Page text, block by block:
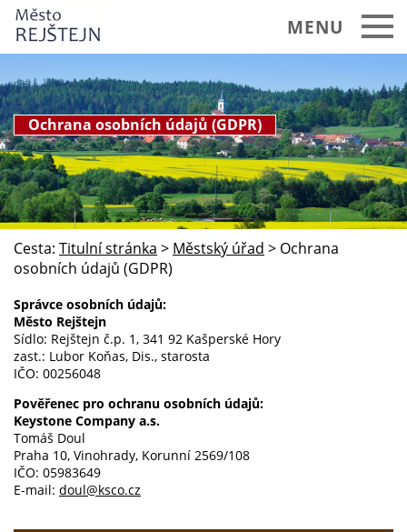
MENU
REJŠTEJN a okolí
Městský úřad
Základní informace
Struktura úřadu
Aktuality
Úřední deska
Zápisy a usnesení zastupitelstva
Vyhlášky a nařízení
Rozpočet města
Ochrana osobních údajů (GDPR)
Informace zveřejňované o povinném subjektu
Poskytování informací dle zákona 106
Ochrana osobních údajů (GDPR)
Cesta: Titulní stránka > Městský úřad > Ochrana
osobních údajů (GDPR)
Správce osobních údajů:
Město Rejštejn
Sídlo: Rejštejn č.p. 1, 341 92 Kašperské Hory
zast.: Lubor Koňas, Dis., starosta
IČO: 00256048
Pověřenec pro ochranu osobních údajů:
Keystone Company a.s.
Tomáš Doul
Praha 10, Vinohrady, Korunní 2569/108
IČO: 05983649
E-mail: doul@ksco.cz